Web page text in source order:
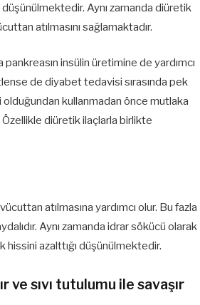
Aynı zamanda diüretik
atılmasını sağlamaktadır.
insülin üretimine de yardımcı
de diyabet tedavisi sırasında pek
olduğundan kullanmadan önce mutlaka
Özellikle diüretik ilaçlarla birlikte
atılmasına yardımcı olur. Bu fazla
Aynı zamanda idrar sökücü olarak
hissini azalttığı düşünülmektedir.
ve sıvı tutulumu ile savaşır